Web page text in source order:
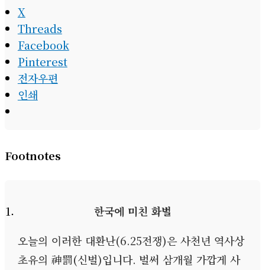
X
Threads
Facebook
Pinterest
전자우편
인쇄
Footnotes
한국에 미친 화벌
오늘의 이러한 대환난(6.25전쟁)은 사천년 역사상
초유의 神罰(신벌)입니다. 벌써 삼개월 가깝게 사